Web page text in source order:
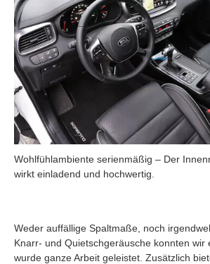
Wohlfühlambiente serienmäßig – Der
wirkt einladend und hochwertig.
Weder auffällige Spaltmaße, noch
Knarr- und Quietschgeräusche konnten wir
wurde ganze Arbeit geleistet. Zusätzlich